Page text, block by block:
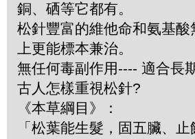
銅、硒等它都有。
松針豐富的維他命和氨基
上更能標本兼治。
無任何毒副作用---- 適合長
古人怎樣重視松針?
《本草綱目》：
「松葉能生髮，固五臟、止